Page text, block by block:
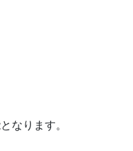
なります。